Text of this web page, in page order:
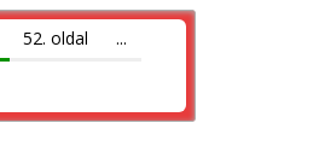
52. oldal
...